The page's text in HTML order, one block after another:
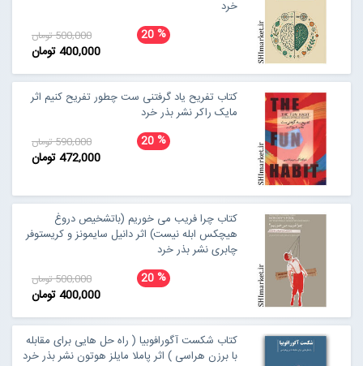
خرد
20% 500,000 تومان
400,000 تومان
کتاب تفریح یاد گرفتنی ست چطور تفریح کنیم اثر
مایک راکر نشر بذر خرد
20% 590,000 تومان
472,000 تومان
کتاب چرا فریب می خوریم (باتشخیص دروغ
هیچکس ابله نیست) اثر دانیل سایمونز و کریستوفر
چابری نشر بذر خرد
20% 500,000 تومان
400,000 تومان
کتاب شکست آگورافوبیا ( راه حل هایی برای مقابله
با برزن هراسی ) اثر پاملا مایلز هوتون نشر بذر خرد